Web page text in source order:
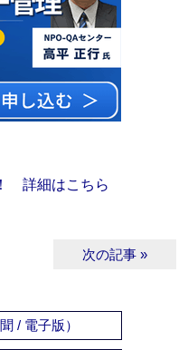
詳細はこちら
次の記事 »
/ 電子版）